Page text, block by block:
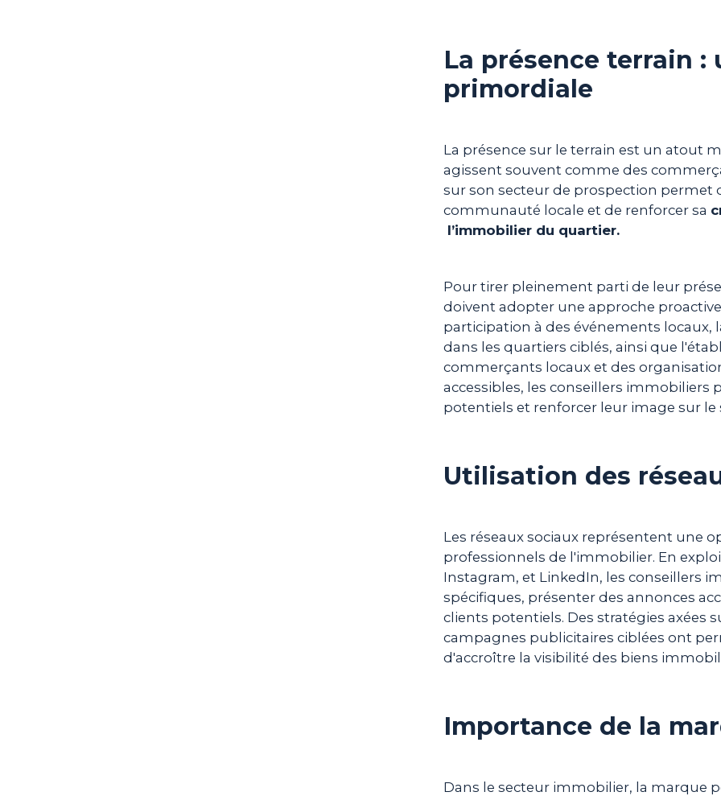
La présence terrain :
primordiale
La présence sur le terrain est un atout
agissent souvent comme des
sur son secteur de prospection permet
communauté locale et de renforcer sa
l’immobilier du quartier.
Pour tirer pleinement parti de leur
doivent adopter une approche
participation à des événements
dans les quartiers ciblés, ainsi que
commerçants locaux et des
accessibles, les conseillers immobiliers
potentiels et renforcer leur image sur le
Utilisation des
Les réseaux sociaux représentent une
professionnels de l'immobilier. En
Instagram, et LinkedIn, les conseillers
spécifiques, présenter des annonces
clients potentiels. Des stratégies axées
campagnes publicitaires ciblées ont
d'accroître la visibilité des biens
Importance de la
Dans le secteur immobilier, la marque